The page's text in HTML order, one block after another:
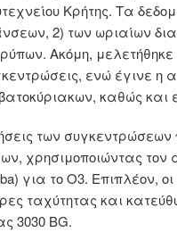
Κρήτης. Τα
2) των ωριαίων
Ακόμη,
ενώ έγινε η
καθώς και
των
χρησιμοποιώντας τον
για το Ο3. Επιπλέον,
ταχύτητας και
3030 BG.